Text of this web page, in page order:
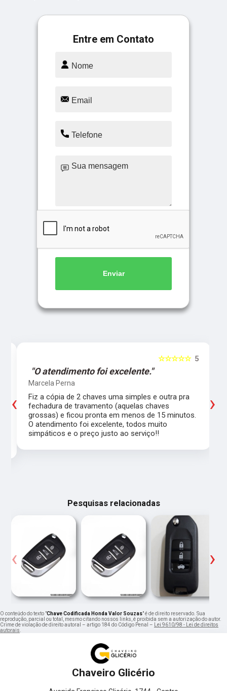
Entre em Contato
Enviar
5
☆☆☆☆☆
"O atendimento foi excelente."
Marcela Perna
Fiz a cópia de 2 chaves uma simples e outra pra
fechadura de travamento (aquelas chaves
grossas) e ficou pronta em menos de 15 minutos.
O atendimento foi excelente, todos muito
simpáticos e o preço justo ao serviço!!
‹ ›
Pesquisas relacionadas
‹ ›
O conteúdo do texto "Chave Codificada Honda Valor Souzas" é de direito reservado. Sua
reprodução, parcial ou total, mesmo citando nossos links, é proibida sem a autorização do autor.
Crime de violação de direito autoral – artigo 184 do Código Penal –
Lei 9610/98 - Lei de direitos
autorais
Chaveiro Glicério